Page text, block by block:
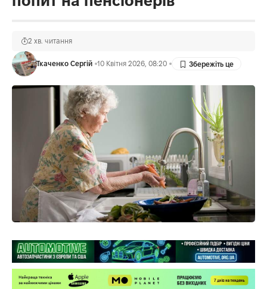
Ткаченко Сергій 10 Квітня 2026, 08:20
2 хв. читання